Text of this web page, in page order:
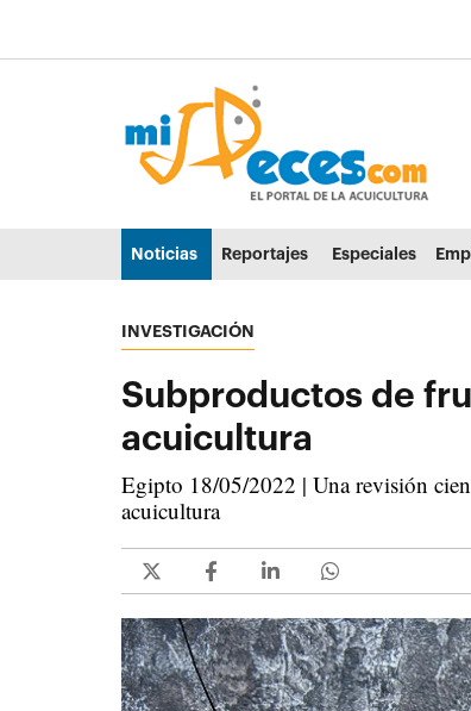
Ir al menú principal (alt + u)
Noticias Reportajes Especiales
INVESTIGACIÓN
Subproductos de
acuicultura
Egipto 18/05/2022 | Una revisión
acuicultura